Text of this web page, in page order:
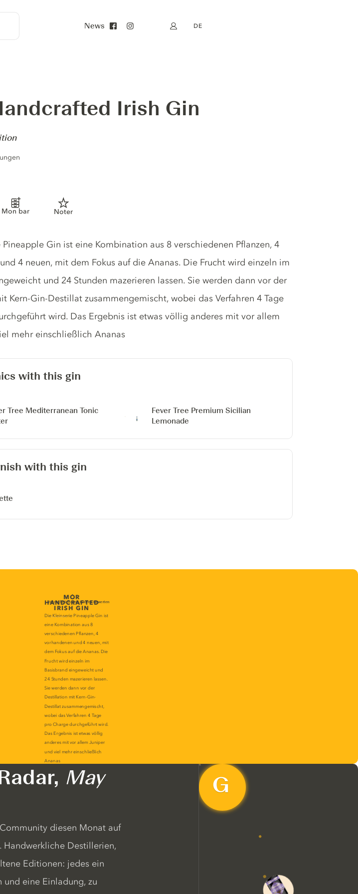
News Mein Konto
DE
Irish Gin
Mon bar Noter
Gin ist eine Kombination aus 8 verschiedenen Pflanzen, 4
4 neuen, mit dem Fokus auf die Ananas. Die Frucht wird einzeln im
und 24 Stunden mazerieren lassen. Sie werden dann vor der
Kern-Gin-Destillat zusammengemischt, wobei das Verfahren 4 Tage
wird. Das Ergebnis ist etwas völlig anderes mit vor allem
mehr einschließlich Ananas
with this gin
Tree Mediterranean Tonic
Fever Tree Premium Sicilian
Lemonade
with this gin
May
diesen Monat auf
Handwerkliche Destillerien,
Editionen: jedes ein
und eine Einladung, zu